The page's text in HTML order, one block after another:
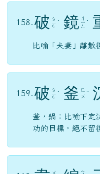
158. 破 ㄆ
ㄛ ˋ 鏡 ㄐ
ㄧ
ㄥ
ˋ
比喻「夫妻」離散
159. 破 ㄆ
ㄛ ˋ 釜 ㄈ
ㄨ ˇ
釜，鍋；比喻下定
功的目標，絕不留
ㄨ ㄅ